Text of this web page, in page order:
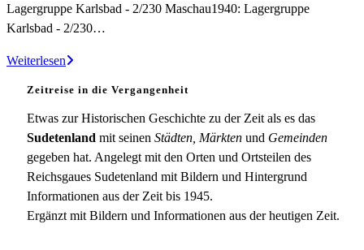
Lagergruppe Karlsbad - 2/230 Maschau1940: Lagergruppe
Karlsbad - 2/230…
WeiterlesenRADwJ-
Zeitreise in die Vergangenheit
Etwas zur Historischen Geschichte zu der Zeit als es das
Sudetenland mit seinen Städten, Märkten und Gemeinden
gegeben hat. Angelegt mit den Orten und Ortsteilen des
Reichsgaues Sudetenland mit Bildern und Hintergrund
Informationen aus der Zeit bis 1945.
Ergänzt mit Bildern und Informationen aus der heutigen Zeit.